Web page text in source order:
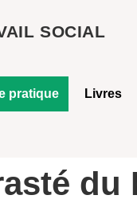
SOCIAL
pratique Livres
du